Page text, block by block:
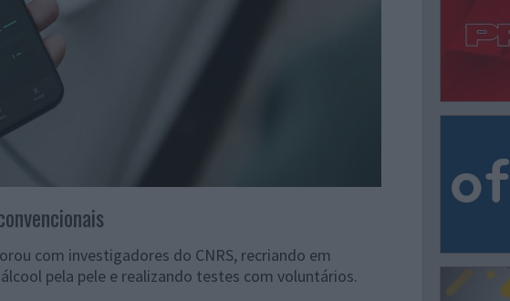
com investigadores do CNRS, recriando em
pela pele e realizando testes com voluntários.